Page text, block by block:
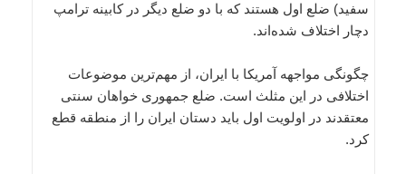
سفید) ضلع اول هستند که با دو ضلع دیگر در کابینه ترامپ
دچار اختلاف شده‌اند.
چگونگی مواجهه آمریکا با ایران، از مهم‌ترین موضوعات
اختلافی در این مثلث است. ضلع جمهوری خواهان سنتی
معتقدند در اولویت اول باید دستان ایران را از منطقه قطع
کرد.